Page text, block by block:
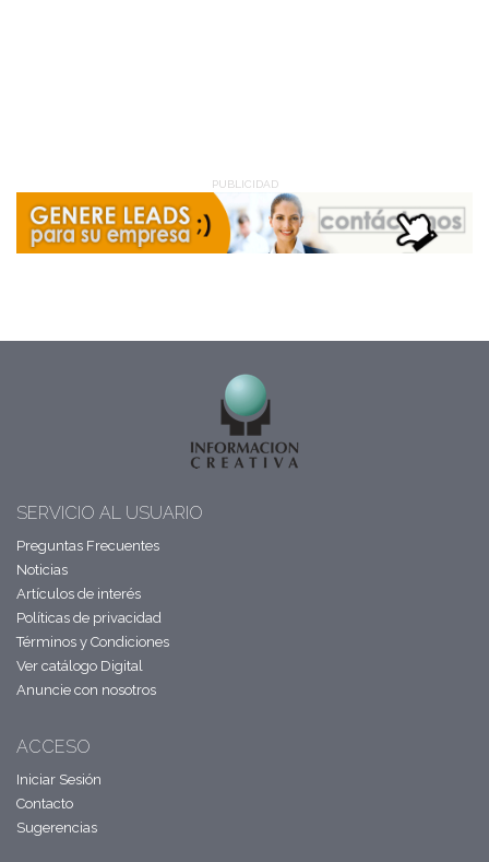
PUBLICIDAD
SERVICIO AL USUARIO
Preguntas Frecuentes
Noticias
Artículos de interés
Políticas de privacidad
Términos y Condiciones
Ver catálogo Digital
Anuncie con nosotros
ACCESO
Iniciar Sesión
Contacto
Sugerencias